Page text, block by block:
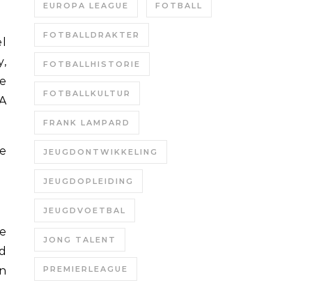
EUROPA LEAGUE FOTBALL
FOTBALLDRAKTER
FOTBALLHISTORIE
FOTBALLKULTUR
FRANK LAMPARD
JEUGDONTWIKKELING
JEUGDOPLEIDING
JEUGDVOETBAL
JONG TALENT
PREMIERLEAGUE